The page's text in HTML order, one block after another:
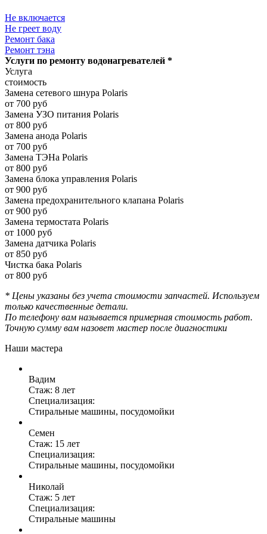
Не включается
Не греет воду
Ремонт бака
Ремонт тэна
Услуги по ремонту водонагревателей *
Услуга
стоимость
Замена сетевого шнура Polaris
от 700 руб
Замена УЗО питания Polaris
от 800 руб
Замена анода Polaris
от 700 руб
Замена ТЭНа Polaris
от 800 руб
Замена блока управления Polaris
от 900 руб
Замена предохранительного клапана Polaris
от 900 руб
Замена термостата Polaris
от 1000 руб
Замена датчика Polaris
от 850 руб
Чистка бака Polaris
от 800 руб
* Цены указаны без учета стоимости запчастей. Используем
только качественные детали.
По телефону вам называется примерная стоимость работ.
Точную сумму вам назовет мастер после диагностики
Наши мастера
Вадим
Стаж: 8 лет
Специализация:
Стиральные машины, посудомойки
Семен
Стаж: 15 лет
Специализация:
Стиральные машины, посудомойки
Николай
Стаж: 5 лет
Специализация:
Стиральные машины